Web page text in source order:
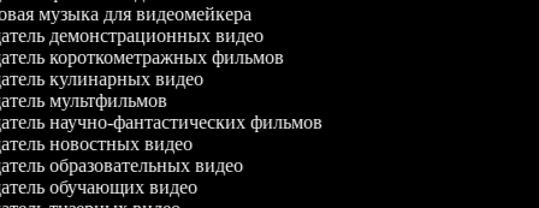
музыка для видеомейкера
демонстрационных видео
короткометражных фильмов
кулинарных видео
мультфильмов
научно-фантастических фильмов
новостных видео
образовательных видео
обучающих видео